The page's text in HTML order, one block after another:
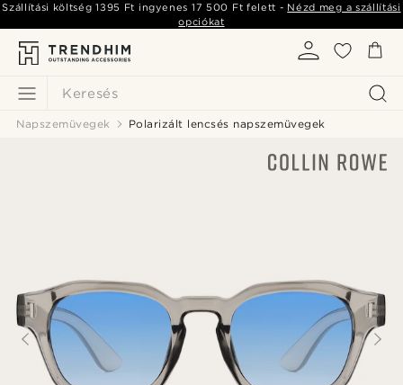
Keresés
Szállítási költség1395 Ft ingyenes 17 500 Ft felett - Nézd meg a szállítási
opciókat
Napszemüvegek Polarizált lencsés napszemüvegek